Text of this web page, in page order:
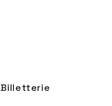
Billetterie